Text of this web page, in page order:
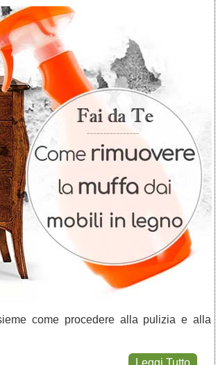
come procedere alla pulizia e alla
Leggi Tutto